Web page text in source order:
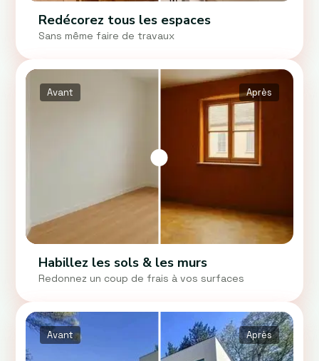
Redécorez tous les espaces
Sans même faire de travaux
Avant Après
Habillez les sols & les murs
Redonnez un coup de frais à vos surfaces
Avant Après